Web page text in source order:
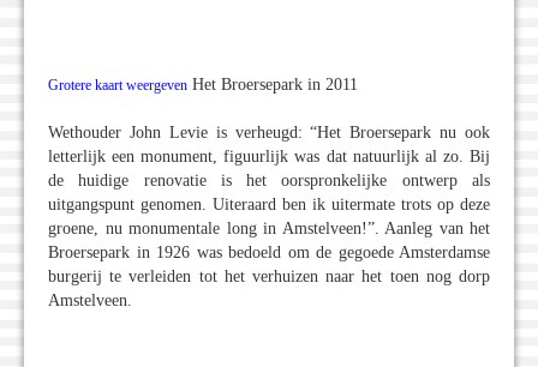
Grotere kaart weergeven Het Broersepark in 2011
Wethouder John Levie is verheugd: “Het Broersepark nu ook
letterlijk een monument, figuurlijk was dat natuurlijk al zo. Bij
de huidige renovatie is het oorspronkelijke ontwerp als
uitgangspunt genomen. Uiteraard ben ik uitermate trots op deze
groene, nu monumentale long in Amstelveen!”. Aanleg van het
Broersepark in 1926 was bedoeld om de gegoede Amsterdamse
burgerij te verleiden tot het verhuizen naar het toen nog dorp
Amstelveen.